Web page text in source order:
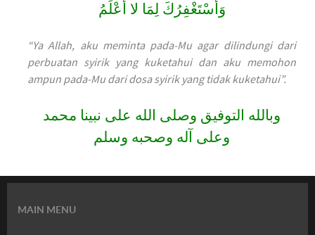
وَأَسْتَغْفِرُكَ لِمَا لا أَعْلَمُ
“Ya Allah, aku meminta pada-Mu agar dilindungi dari
perbuatan syirik yang kuketahui dan aku memohon
ampun pada-Mu dari dosa syirik yang tidak kuketahui”.
وبالله التوفيق وصلى الله على نبينا محمد
وعلى آله وصحبه وسلم
MAIN MENU